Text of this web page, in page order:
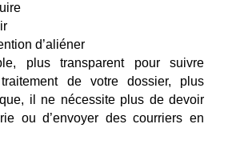
d’aliéner
plus transparent pour suivre
traitement de votre dossier, plus
il ne nécessite plus de devoir
ou d’envoyer des courriers en